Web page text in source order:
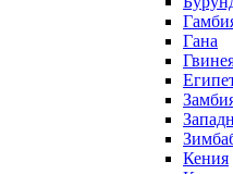
Гана
Кения